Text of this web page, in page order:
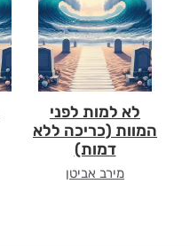
לא למות לפני
המוות (כריכה ללא
דמות)
מירב אביטן